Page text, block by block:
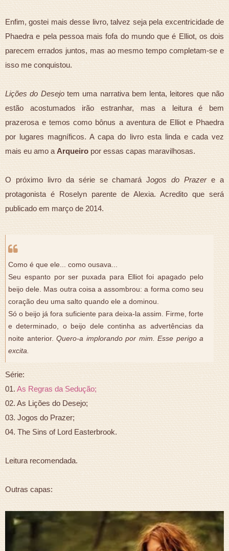
Enfim, gostei mais desse livro, talvez seja pela excentricidade de
Phaedra e pela pessoa mais fofa do mundo que é Elliot, os dois
parecem errados juntos, mas ao mesmo tempo completam-se e
isso me conquistou.
Lições do Desejotem uma narrativa bem lenta, leitores que não
estão acostumados irão estranhar, mas a leitura é bem
prazerosa e temos como bônus a aventura de Elliot e Phaedra
por lugares magníficos. A capa do livro esta linda e cada vez
mais eu amo a Arqueiro por essascapas maravilhosas.
O próximo livro da série se chamará Jogos do Prazere a
protagonista é Roselyn parente de Alexia. Acredito que será
publicado em março de 2014.
Como é que ele... como ousava...
Seu espanto por ser puxada para Elliot foi apagado pelo
beijo dele. Mas outra coisa a assombrou: a forma como seu
coração deu uma salto quando ele a dominou.
Só o beijo já fora suficiente para deixa-la assim. Firme, forte
e determinado, o beijo dele continha as advertências da
noite anterior. Quero-a implorando por mim. Esse perigo a
excita.
Série:
01. As Regras da Sedução;
02. As Lições do Desejo;
03. Jogos do Prazer;
04. The Sins of Lord Easterbrook.
Leitura recomendada.
Outras capas: